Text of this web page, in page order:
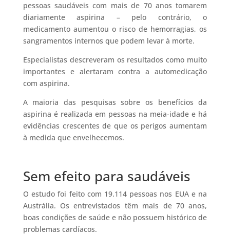
pessoas saudáveis ​​com mais de 70 anos tomarem
diariamente aspirina – pelo contrário, o
medicamento aumentou o risco de hemorragias, os
sangramentos internos que podem levar à morte.
Especialistas descreveram os resultados como muito
importantes e alertaram contra a automedicação
com aspirina.
A maioria das pesquisas sobre os benefícios da
aspirina é realizada em pessoas na meia-idade e há
evidências crescentes de que os perigos aumentam
à medida que envelhecemos.
Sem efeito para saudáveis
O estudo foi feito com 19.114 pessoas nos EUA e na
Austrália. Os entrevistados têm mais de 70 anos,
boas condições de saúde e não possuem histórico de
problemas cardíacos.